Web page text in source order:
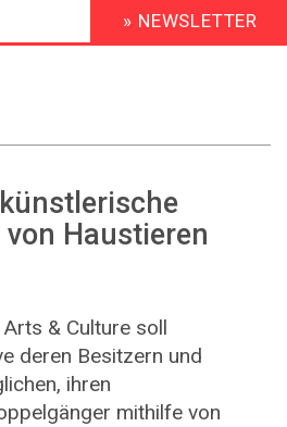
HEADER
MENU
» NEWSLETTER
von Haustieren
& Culture soll
deren Besitzern und
ihren
mithilfe von